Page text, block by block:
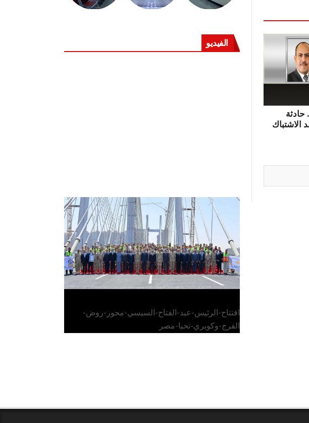
الفيديو
الرئيس عبد الفتاح السيسي يفتتح محور روض
الفرج وكوبري تحيا مصر
افتتاح-الرئيس-عبد-الفتاح-السيسي-محور-روض-
الفرج-وكوبري-تحيا-مصر